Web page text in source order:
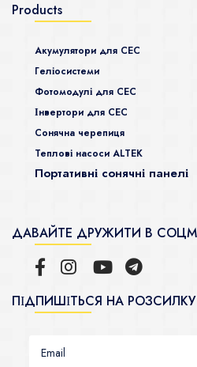
Products
Акумулятори для СЕС
Гeліосистеми
Фотомодулі для СЕС
Інвертори для СЕС
Сонячна черепиця
Теплові насоси ALTEK
Портативні сонячні панелі
ДАВАЙТЕ ДРУЖИТИ В
ПІДПИШІТЬСЯ НА